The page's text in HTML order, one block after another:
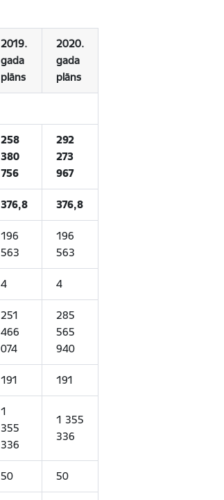
2019.
gada
plāns
2020.
gada
plāns
258
380
756
292
273
967
376,8 376,8
196
563
196
563
4 4
251
466
074
285
565
940
191 191
1
355
336
1 355
336
50 50